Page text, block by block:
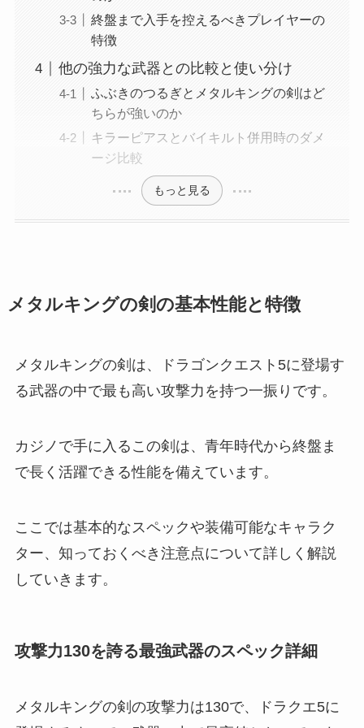
終盤まで入手を控えるべきプレイヤーの
特徴
他の強力な武器との比較と使い分け
ふぶきのつるぎとメタルキングの剣はど
ちらが強いのか
キラーピアスとバイキルト併用時のダメ
ージ比較
もっと見る
メタルキングの剣の基本性能と特徴
メタルキングの剣は、ドラゴンクエスト5に登場す
る武器の中で最も高い攻撃力を持つ一振りです。
カジノで手に入るこの剣は、青年時代から終盤ま
で長く活躍できる性能を備えています。
ここでは基本的なスペックや装備可能なキャラク
ター、知っておくべき注意点について詳しく解説
していきます。
攻撃力130を誇る最強武器のスペック詳細
メタルキングの剣の攻撃力は130で、ドラクエ5に